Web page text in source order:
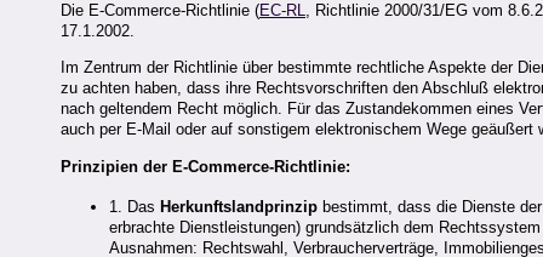
Die E-Commerce-Richtlinie (EC-RL, Richtlinie 2000/31/EG vom
17.1.2002.
Im Zentrum der Richtlinie über bestimmte rechtliche Aspekte der
zu achten haben, dass ihre Rechtsvorschriften den Abschluß
nach geltendem Recht möglich. Für das Zustandekommen eines
auch per E-Mail oder auf sonstigem elektronischem Wege geäußert
Prinzipien der E-Commerce-Richtlinie:
1. Das Herkunftslandprinzip bestimmt, dass die Dienste
erbrachte Dienstleistungen) grundsätzlich dem
Ausnahmen: Rechtswahl, Verbraucherverträge,